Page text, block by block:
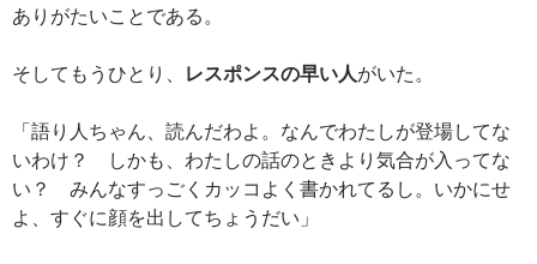
ありがたいことである。
そしてもうひとり、 レスポンスの早い人がいた。
「語り人ちゃん、読んだわよ。なんでわたしが登場してな
いわけ？ しかも、わたしの話のときより気合が入ってな
い？ みんなすっごくカッコよく書かれてるし。いかにせ
よ、すぐに顔を出してちょうだい」